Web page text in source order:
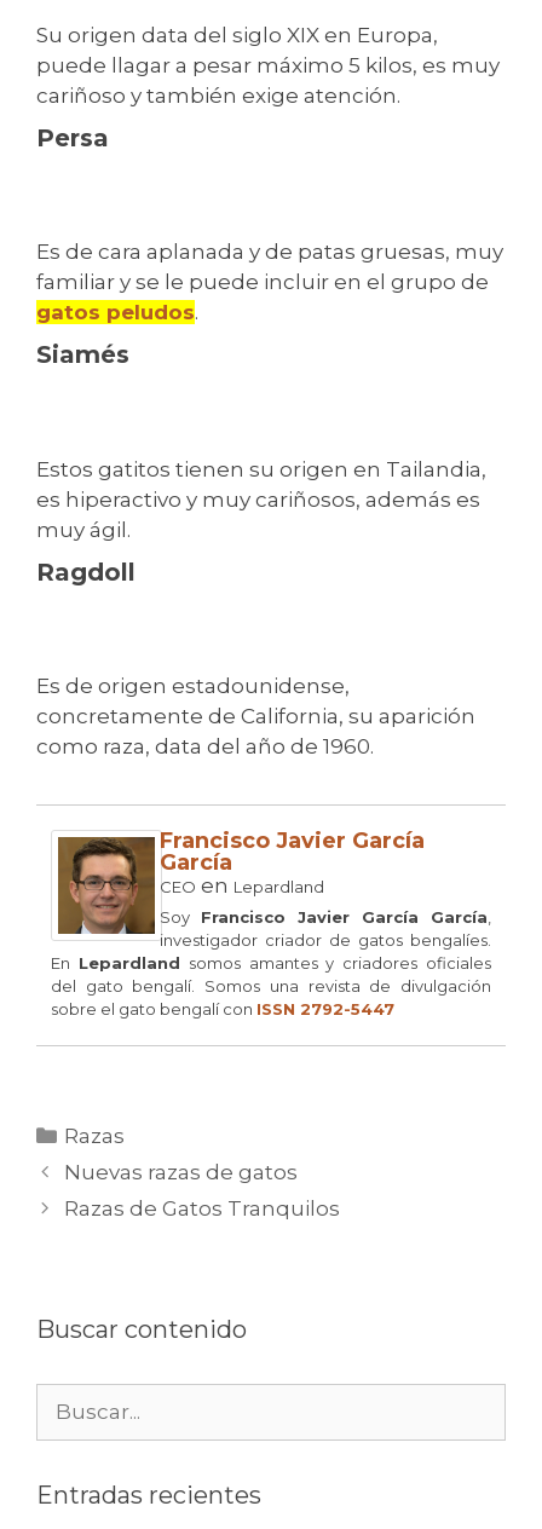
Su origen data del siglo XIX en Europa,
puede llagar a pesar máximo 5 kilos, es muy
cariñoso y también exige atención.
Persa
Es de cara aplanada y de patas gruesas, muy
familiar y se le puede incluir en el grupo de
gatos peludos.
Siamés
Estos gatitos tienen su origen en Tailandia,
es hiperactivo y muy cariñosos, además es
muy ágil.
Ragdoll
Es de origen estadounidense,
concretamente de California, su aparición
como raza, data del año de 1960.
Francisco Javier García
García
CEO en Lepardland
Soy Francisco Javier García García,
investigador criador de gatos bengalíes.
En Lepardland somos amantes y criadores oficiales
del gato bengalí. Somos una revista de divulgación
sobre el gato bengalí con ISSN 2792-5447
Categorías
Razas
Nuevas razas de gatos
Razas de Gatos Tranquilos
Buscar contenido
Entradas recientes